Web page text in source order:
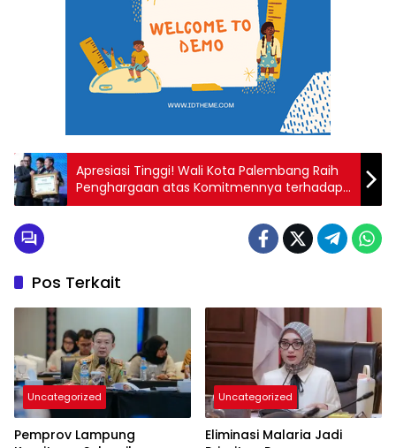
Apresiasi Tinggi! Wali Kota Palembang Raih
Penghargaan atas Komitmennya terhadap
Air Bersih
Pos Terkait
Uncategorized
Pemprov Lampung
Uncategorized
Eliminasi Malaria Jadi